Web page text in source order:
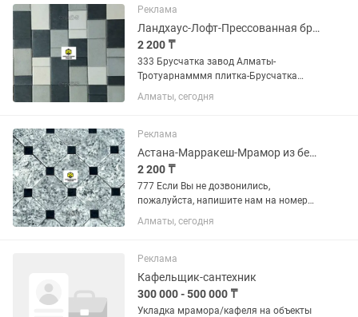
установить по Разному, в любом...
Реклама
Ландхаус-Лофт-Прессованная брусчатка Алматы-Тротуарная плитка
2 200 ₸
333 Брусчатка завод Алматы-
Тротуарнамммя плитка-Брусчатка
Колормикс-Брусчатка color-mix завод
Алматы Если Вы не дозвонились,
обязательно Вам ответим!
Тротуарная...
Алматы, сегодня
Реклама
Астана-Марракеш-Мрамор из бетона-Брусчатка-Евро-брусчатка-Плитка тротуарная
2 200 ₸
777 Если Вы не дозвонились,
пожалуйста, напишите нам на номер
Билайн, мы обязательно Вам ответим!
Тротуарная плитка (3см) 3030,3333
выше. Евробрусчатка 3см. (под...
Алматы, сегодня
Реклама
Кафельщик-сантехник
300 000 - 500 000 ₸
Укладка мрамора/кафеля на объекты